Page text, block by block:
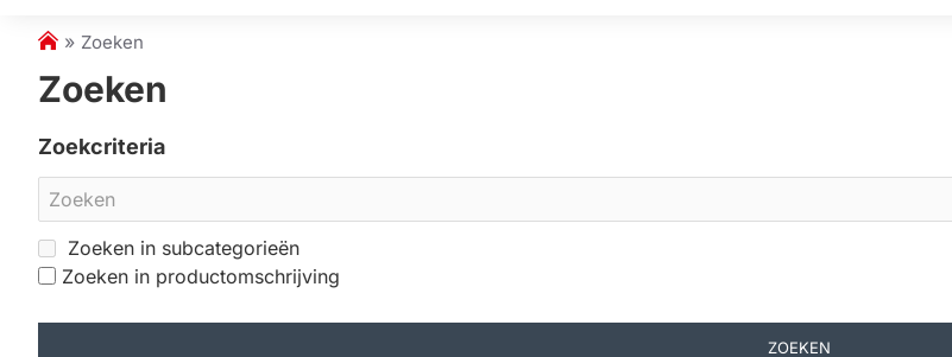
h
m
Zoeken
Zoeken
Zoekcriteria
Zoeken in subcategorieën
Zoeken in productomschrijving
ZOEKEN